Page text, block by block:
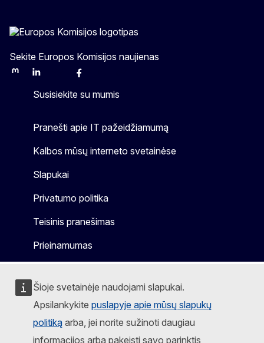
Šioje svetainėje naudojami slapukai.
Apsilankykite puslapyje apie mūsų slapukų
politiką arba, jei norite sužinoti daugiau
informacijos arba pakeisti savo parinktis,
Sekite Europos Komisijos naujienas
MastodonLinkedInBlueskyFacebook
Susisiekite su mumis
Pranešti apie IT pažeidžiamumą
Kalbos mūsų interneto svetainėse
Slapukai
Privatumo politika
Teisinis pranešimas
Prieinamumas